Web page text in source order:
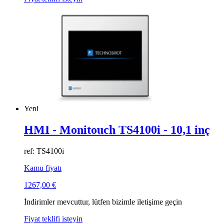
Yeni
HMI - Monitouch TS4100i - 10,1 inç
ref: TS4100i
Kamu fiyatı
1267,00 €
İndirimler mevcuttur, lütfen bizimle iletişime geçin
Fiyat teklifi isteyin